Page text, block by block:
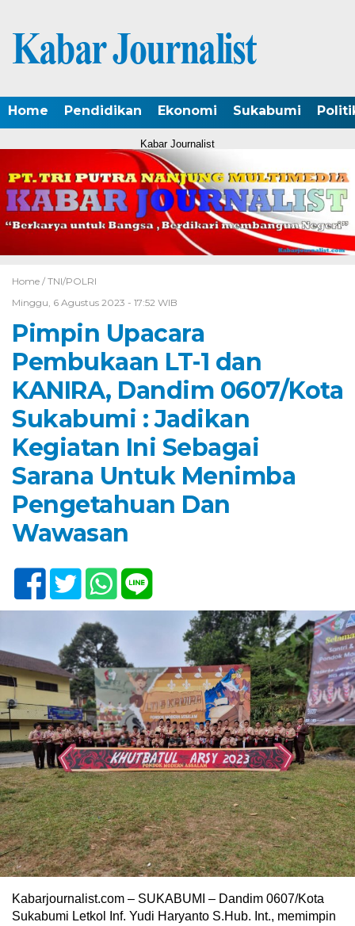
Home Pendidikan Ekonomi Sukabumi
Kabar Journalist
Home / TNI/POLRI
Minggu, 6 Agustus 2023 - 17:52 WIB
Pimpin Upacara
Pembukaan LT-1 dan
KANIRA, Dandim 0607/Kota
Sukabumi : Jadikan
Kegiatan Ini Sebagai
Sarana Untuk Menimba
Pengetahuan Dan
Wawasan
Kabarjournalist.com – SUKABUMI – Dandim 0607/Kota
Sukabumi Letkol Inf. Yudi Haryanto S.Hub. Int., memimpin